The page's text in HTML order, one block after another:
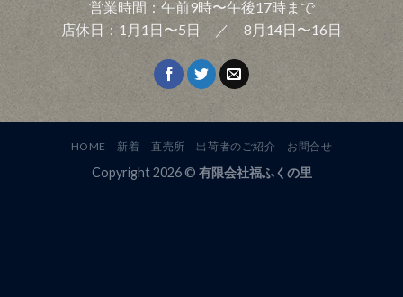
営業時間：午前9時〜午後17時まで
店休日：1月1日〜5日 ／ 8月14日〜16日
HOME 新着 直売所 出荷者のご紹介 お問合せ
Copyright 2026 © 有限会社福ふくの里